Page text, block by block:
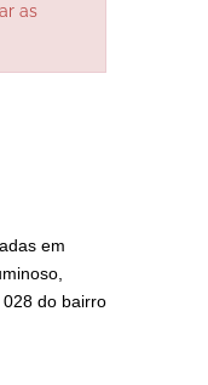
as
em
do bairro